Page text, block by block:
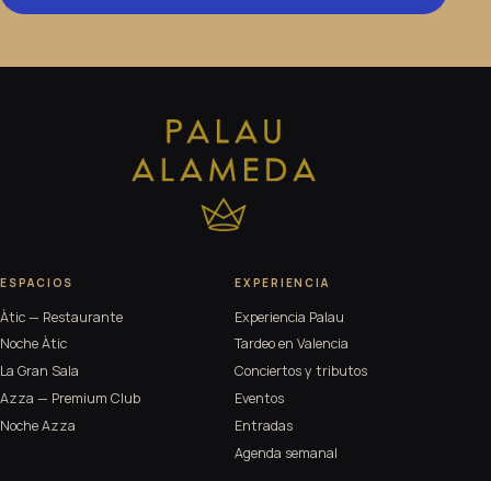
ESPACIOS
Àtic — Restaurante
Noche Àtic
La Gran Sala
Azza — Premium Club
Noche Azza
EXPERIENCIA
Experiencia Palau
Tardeo en Valencia
Conciertos y tributos
Eventos
Entradas
Agenda semanal